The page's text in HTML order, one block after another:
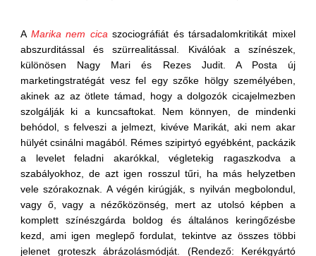
A Marika nem cica szociográfiát és társadalomkritikát mixel
abszurditással és szürrealitással. Kiválóak a színészek,
különösen Nagy Mari és Rezes Judit. A Posta új
marketingstratégát vesz fel egy szőke hölgy személyében,
akinek az az ötlete támad, hogy a dolgozók cicajelmezben
szolgálják ki a kuncsaftokat. Nem könnyen, de mindenki
behódol, s felveszi a jelmezt, kivéve Marikát, aki nem akar
hülyét csinálni magából. Rémes szipirtyó egyébként, packázik
a levelet feladni akarókkal, végletekig ragaszkodva a
szabályokhoz, de azt igen rosszul tűri, ha más helyzetben
vele szórakoznak. A végén kirúgják, s nyilván megbolondul,
vagy ő, vagy a nézőközönség, mert az utolsó képben a
komplett színészgárda boldog és általános keringőzésbe
kezd, ami igen meglepő fordulat, tekintve az összes többi
jelenet groteszk ábrázolásmódját. (Rendező: Kerékgyártó